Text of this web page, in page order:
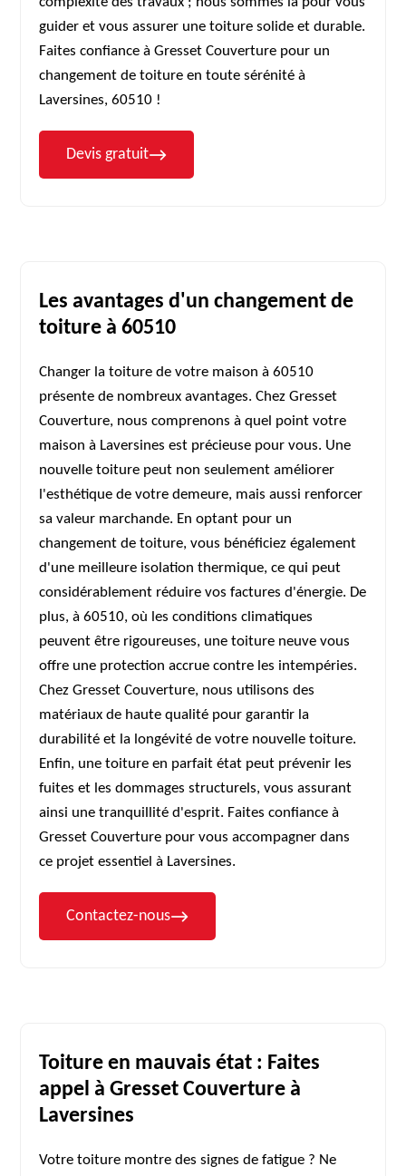
guider et vous assurer une toiture solide et durable.
Faites confiance à Gresset Couverture pour un
changement de toiture en toute sérénité à
Laversines, 60510 !
Devis gratuit
Les avantages d'un changement de
toiture à 60510
Changer la toiture de votre maison à 60510
présente de nombreux avantages. Chez Gresset
Couverture, nous comprenons à quel point votre
maison à Laversines est précieuse pour vous. Une
nouvelle toiture peut non seulement améliorer
l'esthétique de votre demeure, mais aussi renforcer
sa valeur marchande. En optant pour un
changement de toiture, vous bénéficiez également
d'une meilleure isolation thermique, ce qui peut
considérablement réduire vos factures d'énergie. De
plus, à 60510, où les conditions climatiques
peuvent être rigoureuses, une toiture neuve vous
offre une protection accrue contre les intempéries.
Chez Gresset Couverture, nous utilisons des
matériaux de haute qualité pour garantir la
durabilité et la longévité de votre nouvelle toiture.
Enfin, une toiture en parfait état peut prévenir les
fuites et les dommages structurels, vous assurant
ainsi une tranquillité d'esprit. Faites confiance à
Gresset Couverture pour vous accompagner dans
ce projet essentiel à Laversines.
Contactez-nous
Toiture en mauvais état : Faites
appel à Gresset Couverture à
Laversines
Votre toiture montre des signes de fatigue ? Ne